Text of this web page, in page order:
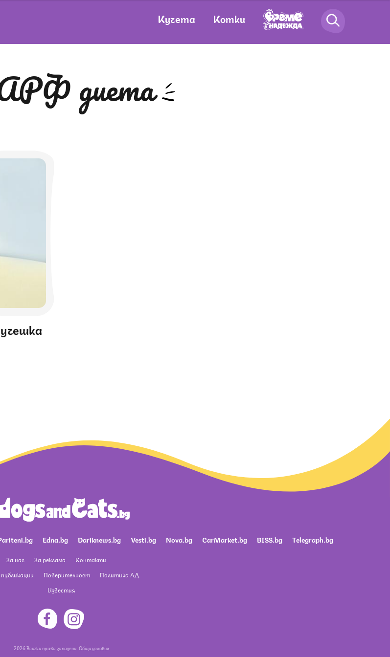
Кучета Котки
диета
Edna.bg Dariknews.bg Vesti.bg Nova.bg CarMarket.bg BISS.bg Telegraph.bg
За нас За реклама
Контакти
Поверителност
Политика ЛД
Известия
2026 Всички права запазени. Общи условия